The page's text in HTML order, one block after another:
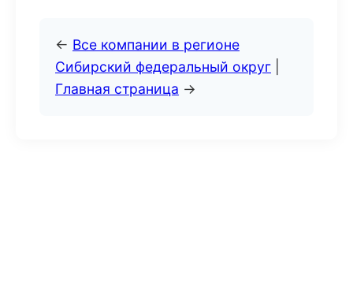
← Все компании в регионе
Сибирский федеральный округ
Главная страница →